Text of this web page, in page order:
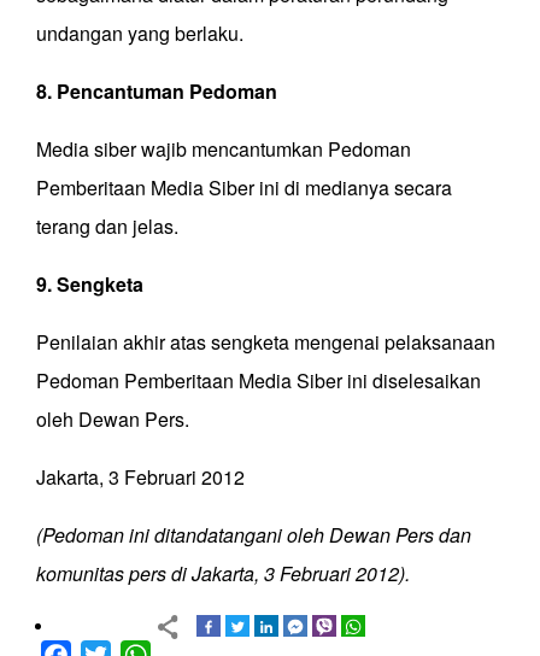
undangan yang berlaku.
8. Pencantuman Pedoman
Media siber wajib mencantumkan Pedoman
Pemberitaan Media Siber ini di medianya secara
terang dan jelas.
9. Sengketa
Penilaian akhir atas sengketa mengenai pelaksanaan
Pedoman Pemberitaan Media Siber ini diselesaikan
oleh Dewan Pers.
Jakarta, 3 Februari 2012
(Pedoman ini ditandatangani oleh Dewan Pers dan
komunitas pers di Jakarta, 3 Februari 2012).